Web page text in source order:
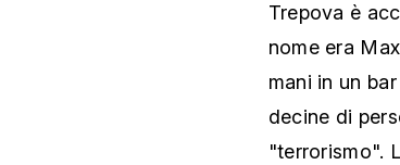
Trepova è
nome era
mani in un
decine di
"terrorismo".